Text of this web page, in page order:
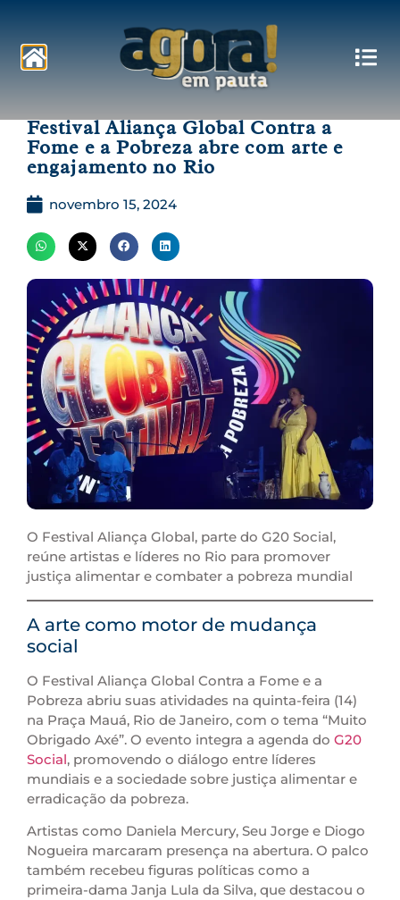
Festival Aliança Global Contra a
Fome e a Pobreza abre com arte e
engajamento no Rio
novembro 15, 2024
O Festival Aliança Global, parte do G20 Social,
reúne artistas e líderes no Rio para promover
justiça alimentar e combater a pobreza mundial
A arte como motor de mudança
social
O Festival Aliança Global Contra a Fome e a
Pobreza abriu suas atividades na quinta-feira (14)
na Praça Mauá, Rio de Janeiro, com o tema “Muito
Obrigado Axé”. O evento integra a agenda do G20
Social, promovendo o diálogo entre líderes
mundiais e a sociedade sobre justiça alimentar e
erradicação da pobreza.
Artistas como Daniela Mercury, Seu Jorge e Diogo
Nogueira marcaram presença na abertura. O palco
também recebeu figuras políticas como a
primeira-dama Janja Lula da Silva, que destacou o